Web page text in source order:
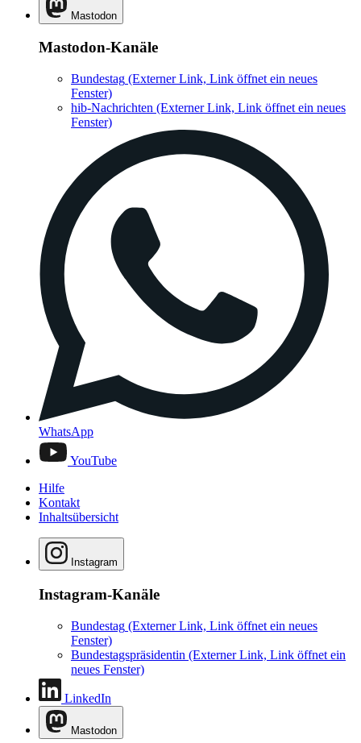
Mastodon
Mastodon-Kanäle
Bundestag (Externer Link, Link öffnet ein neues
Fenster)
hib-Nachrichten (Externer Link, Link öffnet ein neues
Fenster)
WhatsApp
YouTube
Hilfe
Kontakt
Inhaltsübersicht
Instagram
Instagram-Kanäle
Bundestag (Externer Link, Link öffnet ein neues
Fenster)
Bundestagspräsidentin (Externer Link, Link öffnet ein
neues Fenster)
LinkedIn
Mastodon